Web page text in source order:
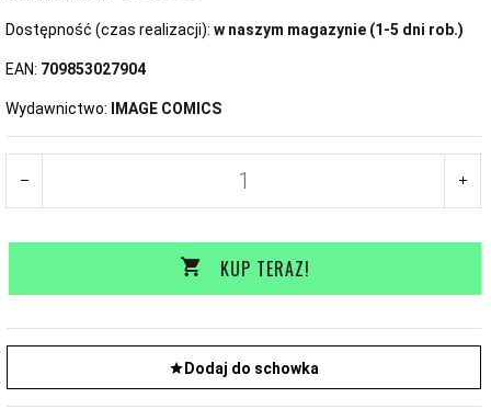
Dostępność (czas realizacji): w naszym magazynie (1-5 dni rob.)
EAN: 709853027904
Wydawnictwo: IMAGE COMICS
KUP TERAZ!
Dodaj do schowka